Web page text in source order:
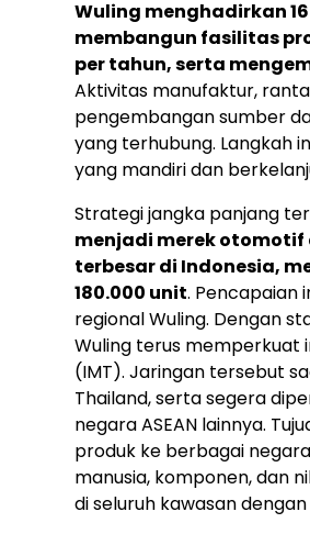
Wuling menghadirkan
membangun fasilitas
per tahun, serta
Aktivitas manufaktur,
pengembangan sumber
yang terhubung. Langkah
yang mandiri dan
Strategi jangka panjang
menjadi merek otomotif
terbesar di Indonesia,
180.000 unit. Pencapaian
regional Wuling. Dengan
Wuling terus memperkuat
(IMT). Jaringan tersebut
Thailand, serta segera
negara ASEAN lainnya.
produk ke berbagai
manusia, komponen, dan
di seluruh kawasan